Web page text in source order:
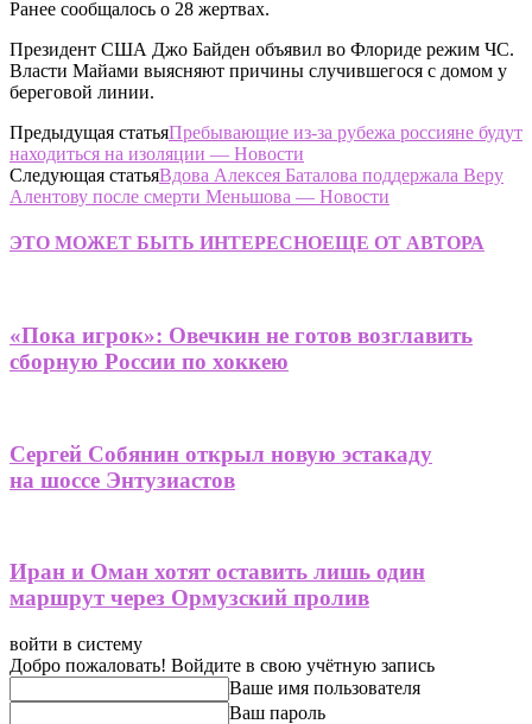
Ранее сообщалось о 28 жертвах.
Президент США Джо Байден объявил во Флориде режим ЧС.
Власти Майами выясняют причины случившегося c домом у
береговой линии.
Предыдущая статьяПребывающие из-за рубежа россияне будут
находиться на изоляции — Новости
Следующая статьяВдова Алексея Баталова поддержала Веру
Алентову после смерти Меньшова — Новости
ЭТО МОЖЕТ БЫТЬ ИНТЕРЕСНОЕЩЕ ОТ АВТОРА
«Пока игрок»: Овечкин не готов возглавить
сборную России по хоккею
Сергей Собянин открыл новую эстакаду
на шоссе Энтузиастов
Иран и Оман хотят оставить лишь один
маршрут через Ормузский пролив
войти в систему
Добро пожаловать! Войдите в свою учётную запись
Ваше имя пользователя
Ваш пароль